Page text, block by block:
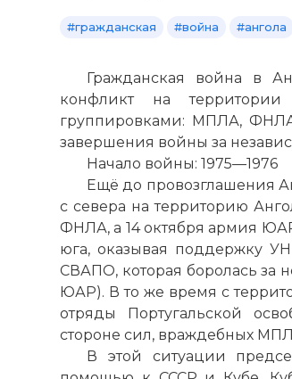
#гражданская #война #ангола
Гражданская война в
конфликт на
группировками: МПЛА,
завершения войны за
Начало войны: 1975—1976
Ещё до провозглашения
с севера на территорию
ФНЛА, а 14 октября армия
юга, оказывая поддержку
СВАПО, которая боролась за
ЮАР). В то же время с
отряды Португальской
стороне сил, враждебных
В этой ситуации